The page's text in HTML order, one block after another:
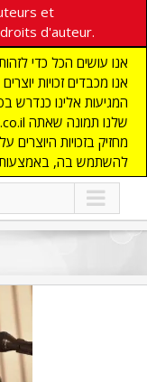
et
d'auteur.
אנו עושים הכל כדי
אנו מכבדים זכויות
מחזיק בזכויות היוצרים
להשתמש בה, באמצעות